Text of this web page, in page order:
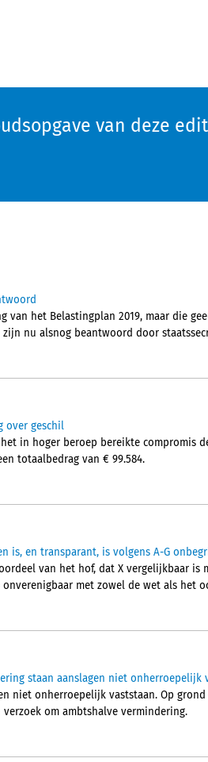
van deze
van het Belastingplan 2019, maar die
nu alsnog beantwoord door
over geschil
in hoger beroep bereikte compromis
totaalbedrag van € 99.584.
is, en transparant, is volgens A-G
van het hof, dat X vergelijkbaar is
met zowel de wet als het
staan aanslagen niet onherroepelijk
niet onherroepelijk vaststaan. Op
om ambtshalve vermindering.